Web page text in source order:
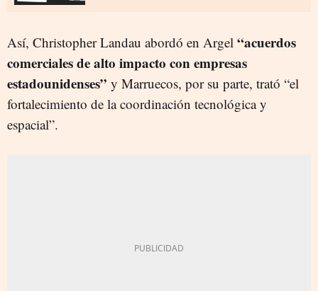
Así, Christopher Landau abordó en Argel “acuerdos
comerciales de alto impacto con empresas
estadounidenses” y Marruecos, por su parte, trató “el
fortalecimiento de la coordinación tecnológica y
espacial”.